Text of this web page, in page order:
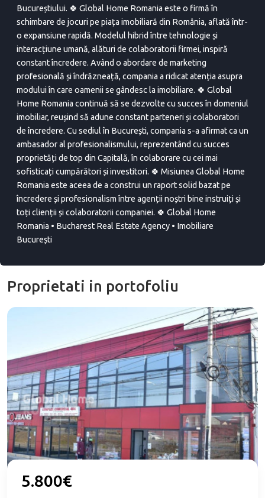
Bucureștiului. 🍀 Global Home Romania este o firmă în
schimbare de jocuri pe piața imobiliară din România, aflată într-
o expansiune rapidă. Modelul hibrid între tehnologie și
interacțiune umană, alături de colaboratorii firmei, inspiră
constant încredere. Având o abordare de marketing
profesională și îndrăzneață, compania a ridicat atenția asupra
modului în care oamenii se gândesc la imobiliare. 🍀 Global
Home Romania continuă să se dezvolte cu succes în domeniul
imobiliar, reușind să adune constant parteneri și colaboratori
de încredere. Cu sediul în București, compania s-a afirmat ca un
ambasador al profesionalismului, reprezentând cu succes
proprietăți de top din Capitală, în colaborare cu cei mai
sofisticați cumpărători și investitori. 🍀 Misiunea Global Home
Romania este aceea de a construi un raport solid bazat pe
încredere și profesionalism între agenții noștri bine instruiți și
toți clienții și colaboratorii companiei. 🍀 Global Home
Romania • Bucharest Real Estate Agency • Imobiliare
București
Proprietati in portofoliu
5.800€